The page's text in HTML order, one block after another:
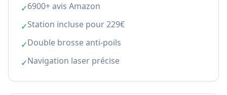
✓6900+ avis Amazon
✓Station incluse pour 229€
✓Double brosse anti-poils
✓Navigation laser précise